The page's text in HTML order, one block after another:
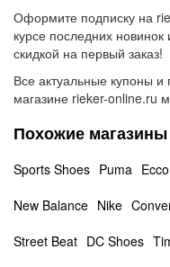
Оформите подписку на
курсе последних
скидкой на первый заказ!
Все актуальные купоны и
магазине rieker-online.ru
Похожие магазины
Sports Shoes Puma Ecco
New Balance Nike
Street Beat DC Shoes